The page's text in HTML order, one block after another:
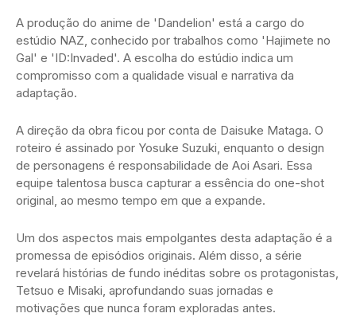
A produção do anime de 'Dandelion' está a cargo do
estúdio NAZ, conhecido por trabalhos como 'Hajimete no
Gal' e 'ID:Invaded'. A escolha do estúdio indica um
compromisso com a qualidade visual e narrativa da
adaptação.
A direção da obra ficou por conta de Daisuke Mataga. O
roteiro é assinado por Yosuke Suzuki, enquanto o design
de personagens é responsabilidade de Aoi Asari. Essa
equipe talentosa busca capturar a essência do one-shot
original, ao mesmo tempo em que a expande.
Um dos aspectos mais empolgantes desta adaptação é a
promessa de episódios originais. Além disso, a série
revelará histórias de fundo inéditas sobre os protagonistas,
Tetsuo e Misaki, aprofundando suas jornadas e
motivações que nunca foram exploradas antes.